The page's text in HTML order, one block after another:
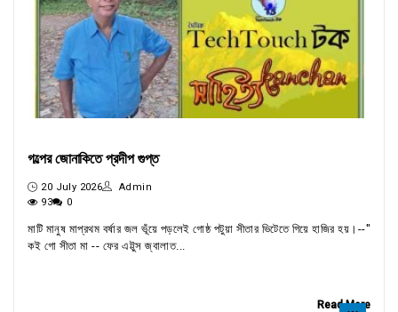
গল্পের জোনাকিতে প্রদীপ গুপ্ত
20 July 2026
Admin
93
0
মাটি মানুষ মাপ্রথম বর্ষার জল ভূঁয়ে পড়লেই গোষ্ঠ পটুয়া সীতার ভিটেতে গিয়ে হাজির হয়।--"
কই গো সীতা মা -- ফের এট্টুস জ্বালাত...
Read More